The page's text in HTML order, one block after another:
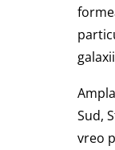
Sud,
vreo